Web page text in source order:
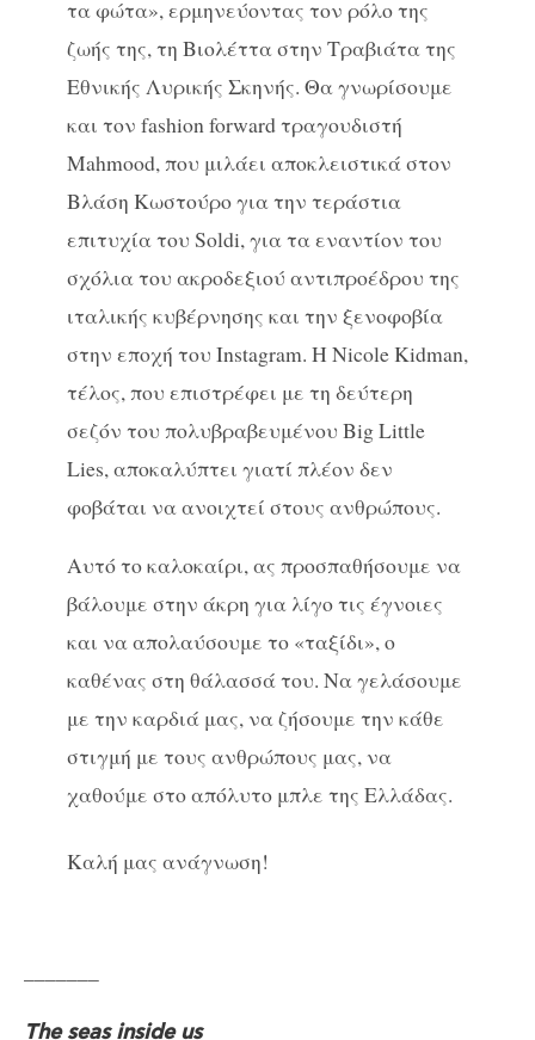
τα φώτα», ερμηνεύοντας τον ρόλο της
ζωής της, τη Βιολέττα στην Τραβιάτα της
Εθνικής Λυρικής Σκηνής. Θα γνωρίσουμε
και τον fashion forward τραγουδιστή
Μahmood, που μιλάει αποκλειστικά στον
Βλάση Κωστούρο για την τεράστια
επιτυχία του Soldi, για τα εναντίον του
σχόλια του ακροδεξιού αντιπροέδρου της
ιταλικής κυβέρνησης και την ξενοφοβία
στην εποχή του Instagram. Η Nicole Kidman,
τέλος, που επιστρέφει με τη δεύτερη
σεζόν του πολυβραβευμένου Big Little
Lies, αποκαλύπτει γιατί πλέον δεν
φοβάται να ανοιχτεί στους ανθρώπους.
Αυτό το καλοκαίρι, ας προσπαθήσουμε να
βάλουμε στην άκρη για λίγο τις έγνοιες
και να απολαύσουμε το «ταξίδι», ο
καθένας στη θάλασσά του. Να γελάσουμε
με την καρδιά μας, να ζήσουμε την κάθε
στιγμή με τους ανθρώπους μας, να
χαθούμε στο απόλυτο μπλε της Ελλάδας.
Καλή μας ανάγνωση!
The seas inside us